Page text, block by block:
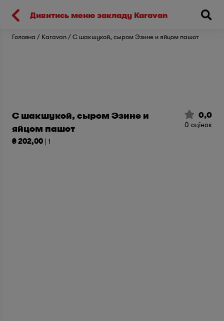
Киев
Головна Karavan С шакшукой, сыром Эзине и яйцом пашот
Дивитись меню закладу Karavan
С шакшукой, сыром Эзине и
яйцом пашот
₴ 202,00 | 1
0,0
0 оцінок